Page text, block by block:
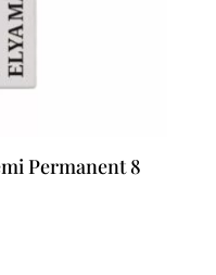
Permanent 8